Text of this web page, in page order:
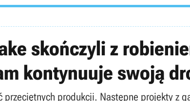
skończyli z
kontynuuje swoją
przeciętnych produkcji. Następne projekty z